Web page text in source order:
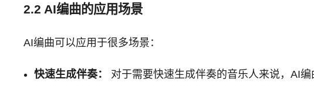
2.2 AI编曲的应用场景
AI编曲可以应用于很多场景：
快速生成伴奏：
对于需要快速生成伴奏的音乐人来说，AI编